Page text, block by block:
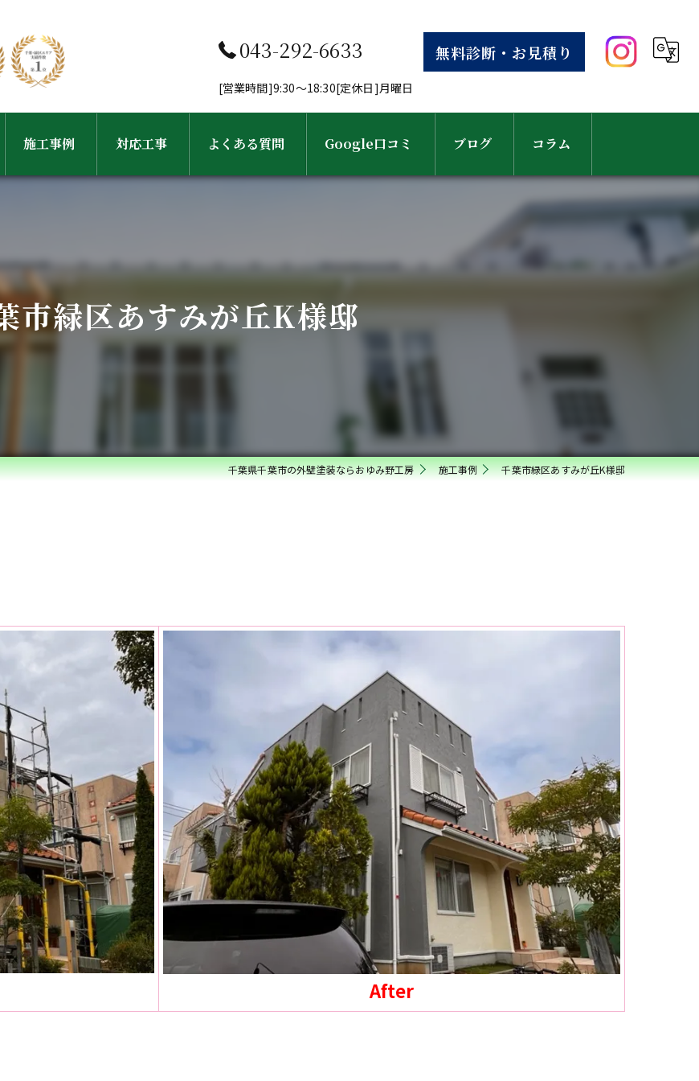
043-292-6633 無料診断・お見積り
[営業時間]9:30～18:30[定休日]月曜日
施工事例 対応工事
屋根塗装・屋根葺き替え工事
雨樋・屋根修理
ベランダ防水・コーキング
よくある質問 Google口コミ ブログ コラム
市緑区あすみが丘K様邸
千葉県千葉市の外壁塗装ならおゆみ野工房 施工事例 千葉市緑区あすみが丘K様邸
After